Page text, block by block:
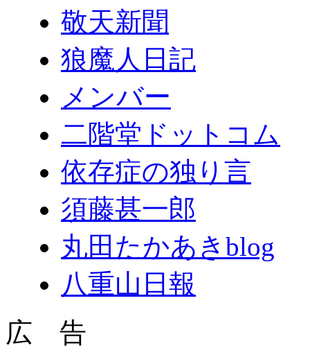
敬天新聞
狼魔人日記
メンバー
二階堂ドットコム
依存症の独り言
須藤甚一郎
丸田たかあきblog
八重山日報
広 告